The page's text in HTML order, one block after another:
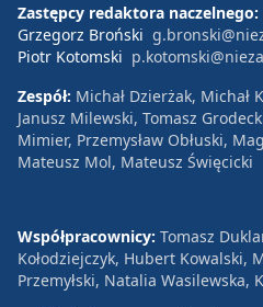
Zastępcy redaktora naczelnego:
Grzegorz Broński
Piotr Kotomski
Zespół: Michał Dzierżak, Michał
Janusz Milewski, Tomasz
Mimier, Przemysław Obłuski,
Mateusz Mol, Mateusz Święcicki
Współpracownicy: Tomasz
Kołodziejczyk, Hubert Kowalski,
Przemyłski, Natalia Wasilewska,